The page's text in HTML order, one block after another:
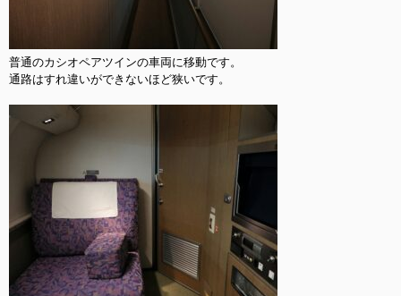
普通のカシオペアツインの車両に移動です。
通路はすれ違いができないほど狭いです。